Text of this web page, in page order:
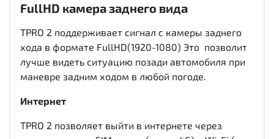
FullHD камера заднего вида
TPRO 2 поддерживает сигнал с камеры заднего
хода в формате FullHD(1920-1080) Это позволит
лучше видеть ситуацию позади автомобиля при
маневре задним ходом в любой погоде.
Интернет
TPRO 2 позволяет выйти в интернете через